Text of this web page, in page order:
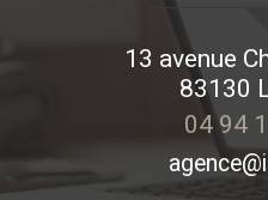
13 avenue
83130
04 94